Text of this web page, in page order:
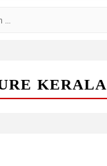
KERALA